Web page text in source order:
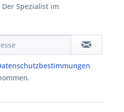
Spezialist im